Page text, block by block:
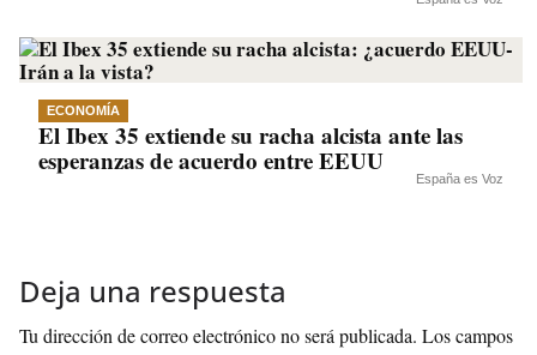
ECONOMÍA
El Ibex 35 extiende su racha alcista ante las
esperanzas de acuerdo entre EEUU
España es Voz
Deja una respuesta
Tu dirección de correo electrónico no será publicada. Los campos